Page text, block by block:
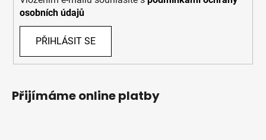
osobních údajů
PŘIHLÁSIT SE
Přijímáme online platby